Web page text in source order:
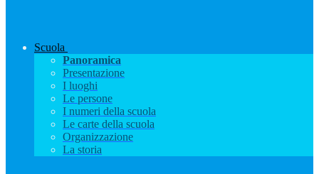
Scuola
Panoramica
Presentazione
I luoghi
Le persone
I numeri della scuola
Le carte della scuola
Organizzazione
La storia